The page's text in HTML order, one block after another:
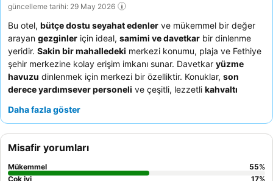
güncelleme tarihi: 29 May 2026
Bu otel, bütçe dostu seyahat edenler ve mükemmel bir değer
arayan gezginler için ideal, samimi ve davetkar bir dinlenme
yeridir. Sakin bir mahalledeki merkezi konumu, plaja ve Fethiye
şehir merkezine kolay erişim imkanı sunar. Davetkar yüzme
havuzu dinlenmek için merkezi bir özelliktir. Konuklar, son
derece yardımsever personeli ve çeşitli, lezzetli kahvaltı
ara sıra ince duvarlardan gelen gürültü nedeniyle komşu
Daha fazla göster
Misafir yorumları
Mükemmel 55%
Çok iyi
17%